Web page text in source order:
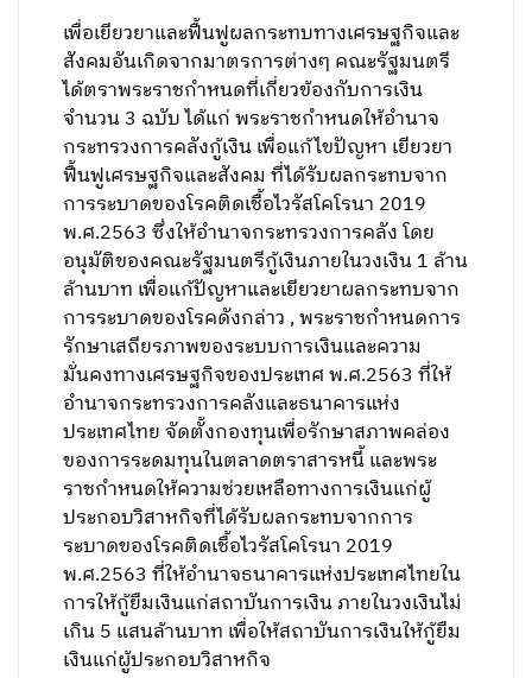
เพื่อเยียวยาและฟื้นฟูผลกระทบทางเศรษฐกิจและ
สังคมอันเกิดจากมาตรการต่างๆ คณะรัฐมนตรี
ได้ตราพระราชกำหนดที่เกี่ยวข้องกับการเงิน
จำนวน 3 ฉบับ ได้แก่ พระราชกำหนดให้อำนาจ
กระทรวงการคลังกู้เงิน เพื่อแก้ไขปัญหา เยียวยา
ฟื้นฟูเศรษฐกิจและสังคม ที่ได้รับผลกระทบจาก
การระบาดของโรคติดเชื้อไวรัสโคโรนา 2019
พ.ศ.2563 ซึ่งให้อำนาจกระทรวงการคลัง โดย
อนุมัติของคณะรัฐมนตรีกู้เงินภายในวงเงิน 1 ล้าน
ล้านบาท เพื่อแก้ปัญหาและเยียวยาผลกระทบจาก
การระบาดของโรคดังกล่าว , พระราชกำหนดการ
รักษาเสถียรภาพของระบบการเงินและความ
มั่นคงทางเศรษฐกิจของประเทศ พ.ศ.2563 ที่ให้
อำนาจกระทรวงการคลังและธนาคารแห่ง
ประเทศไทย จัดตั้งกองทุนเพื่อรักษาสภาพคล่อง
ของการระดมทุนในตลาดตราสารหนี้ และพระ
ราชกำหนดให้ความช่วยเหลือทางการเงินแก่ผู้
ประกอบวิสาหกิจที่ได้รับผลกระทบจากการ
ระบาดของโรคติดเชื้อไวรัสโคโรนา 2019
พ.ศ.2563 ที่ให้อำนาจธนาคารแห่งประเทศไทยใน
การให้กู้ยืมเงินแก่สถาบันการเงิน ภายในวงเงินไม่
เกิน 5 แสนล้านบาท เพื่อให้สถาบันการเงินให้กู้ยืม
เงินแก่ผู้ประกอบวิสาหกิจ